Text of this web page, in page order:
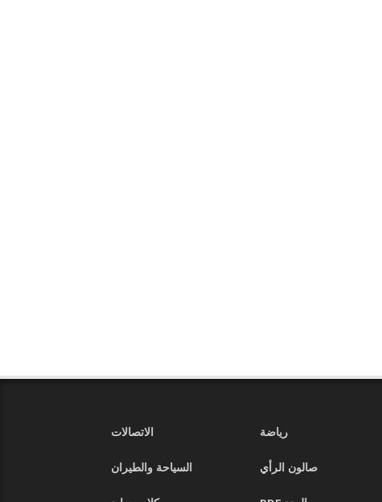
رياضة
الاتصالات
صالون الرأي
السياحة والطيران